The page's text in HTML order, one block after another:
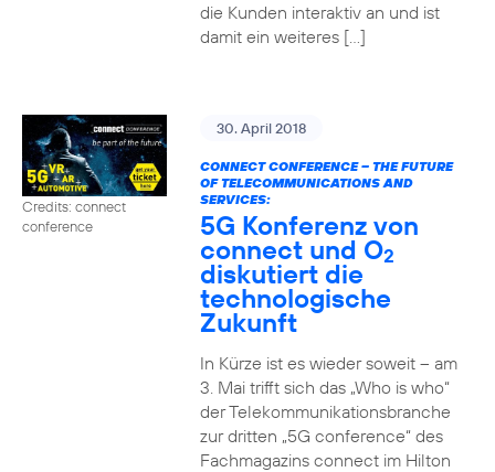
die Kunden interaktiv an und ist
damit ein weiteres […]
Credits: connect
conference
30. April 2018
CONNECT CONFERENCE – THE FUTURE
OF TELECOMMUNICATIONS AND
SERVICES:
5G Konferenz von
connect und O2
diskutiert die
technologische
Zukunft
In Kürze ist es wieder soweit – am
3. Mai trifft sich das „Who is who“
der Telekommunikationsbranche
zur dritten „5G conference“ des
Fachmagazins connect im Hilton